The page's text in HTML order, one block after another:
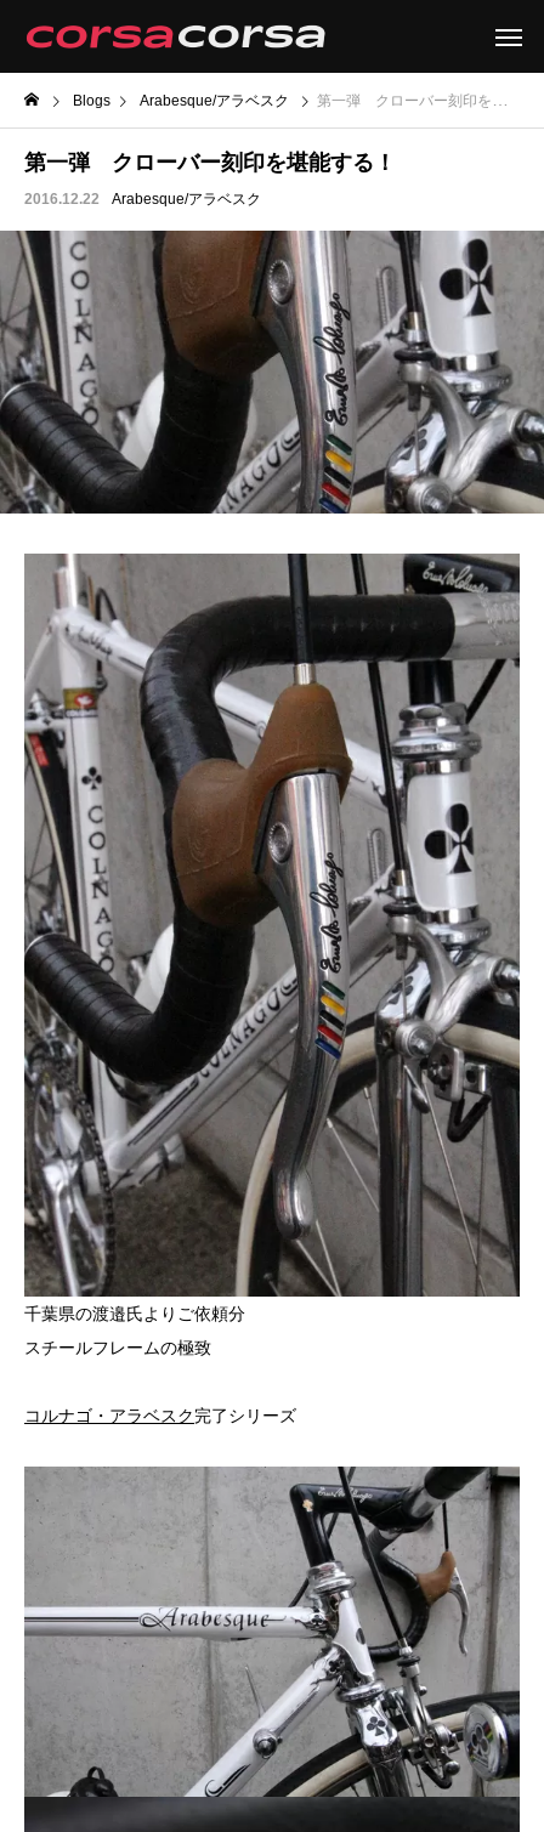
Blogs Arabesque/アラベスク 第一弾 クローバー刻印を堪能する！
第一弾 クローバー刻印を堪能する！
2016.12.22 Arabesque/アラベスク
千葉県の渡邉氏よりご依頼分
スチールフレームの極致
コルナゴ・アラベスク完了シリーズ